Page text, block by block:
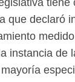
que declaró
instancia de